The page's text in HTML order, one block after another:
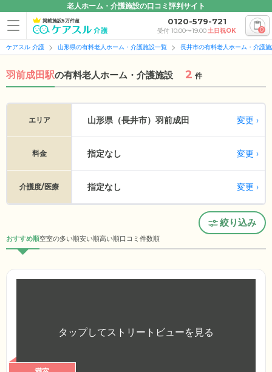
老人ホーム・介護施設の口コミ評判サイト
掲載施設5万件超 0120-579-721
受付 10:00〜19:00土日祝OK 0
ケアスル 介護 山形県の有料老人ホーム・介護施設一覧 長井市の有料老人ホーム・介護
羽前成田駅の有料老人ホーム・介護施設 2 件
エリア 山形県（長井市） 羽前成田 変更
料金 指定なし 変更
介護度/医療 指定なし 変更
絞り込み
おすすめ順空室の多い順安い順高い順口コミ件数順